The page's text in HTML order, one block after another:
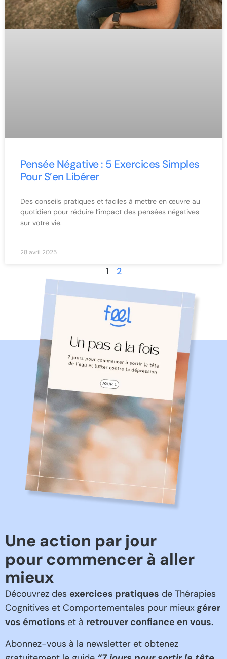
Pensée Négative : 5 Exercices Simples
Pour S’en Libérer
Des conseils pratiques et faciles à mettre en œuvre au
quotidien pour réduire l’impact des pensées négatives
sur votre vie.
28 avril 2025
1 2
Une action par jour
pour commencer à aller
mieux
Découvrez des exercices pratiques de Thérapies
Cognitives et Comportementales pour mieux gérer
vos émotions et à retrouver confiance en vous.
Abonnez-vous à la newsletter et obtenez